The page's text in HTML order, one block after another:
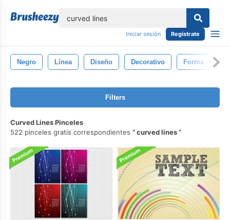
Iniciar sesión Regístrate
Negro Línea Diseño Decorativo Forma
Filters
Curved Lines Pinceles
522 pinceles gratis correspondientes
curved lines